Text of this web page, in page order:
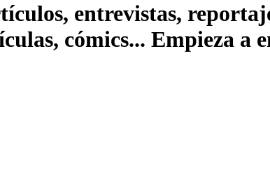
entrevistas,
cómics... Empieza a